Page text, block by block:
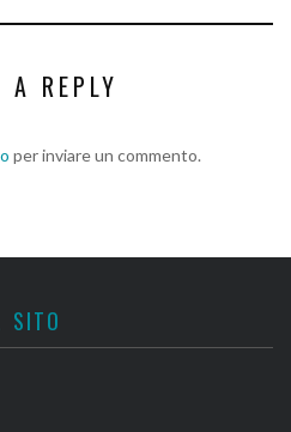
A REPLY
per inviare un commento.
SITO